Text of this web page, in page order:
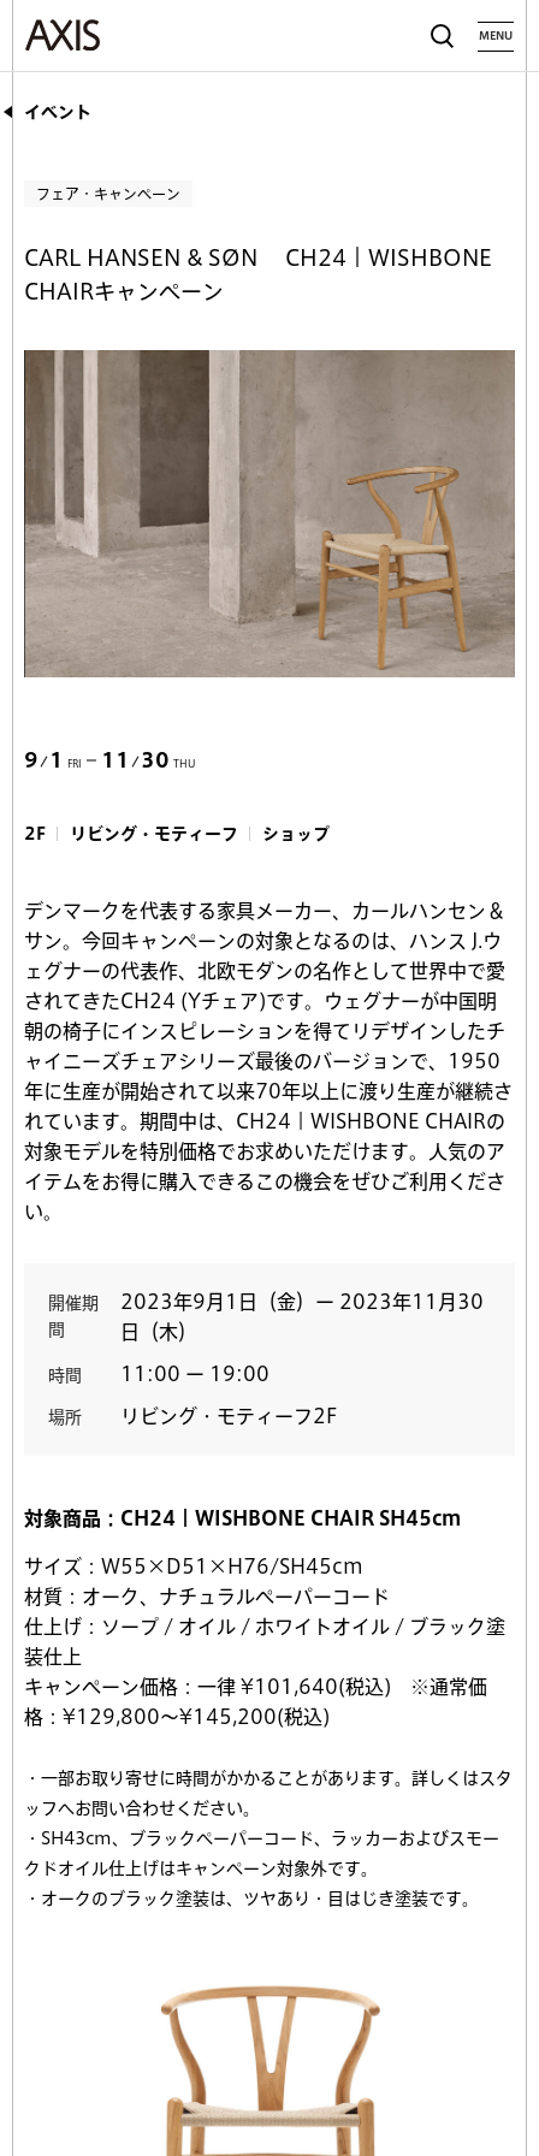
MENU
イベント
フェア・キャンペーン
CARL HANSEN & SØN CH24｜WISHBONE
CHAIRキャンペーン
9 1 FRI 11 30 THU
2F リビング・モティーフ ショップ
デンマークを代表する家具メーカー、カールハンセン＆
サン。今回キャンペーンの対象となるのは、ハンス J.ウ
ェグナーの代表作、北欧モダンの名作として世界中で愛
されてきたCH24 (Yチェア)です。ウェグナーが中国明
朝の椅子にインスピレーションを得てリデザインしたチ
ャイニーズチェアシリーズ最後のバージョンで、1950
年に生産が開始されて以来70年以上に渡り生産が継続さ
れています。期間中は、CH24｜WISHBONE CHAIRの
対象モデルを特別価格でお求めいただけます。人気のア
イテムをお得に購入できるこの機会をぜひご利用くださ
い。
開催期
間
2023年9月1日（金）ー 2023年11月30
日（木）
時間 11:00 ー 19:00
場所 リビング・モティーフ2F
対象商品：CH24｜WISHBONE CHAIR SH45cm
サイズ： W55×D51×H76/SH45cm
材質： オーク、ナチュラルペーパーコード
仕上げ：ソープ / オイル / ホワイトオイル / ブラック塗
装仕上
キャンペーン価格： 一律 ¥101,640(税込) ※通常価
格：¥129,800〜¥145,200(税込)
・一部お取り寄せに時間がかかることがあります。詳しくはスタ
ッフへお問い合わせください。
・SH43cm、ブラックペーパーコード、ラッカーおよびスモー
クドオイル仕上げはキャンペーン対象外です。
・オークのブラック塗装は、ツヤあり・目はじき塗装です。